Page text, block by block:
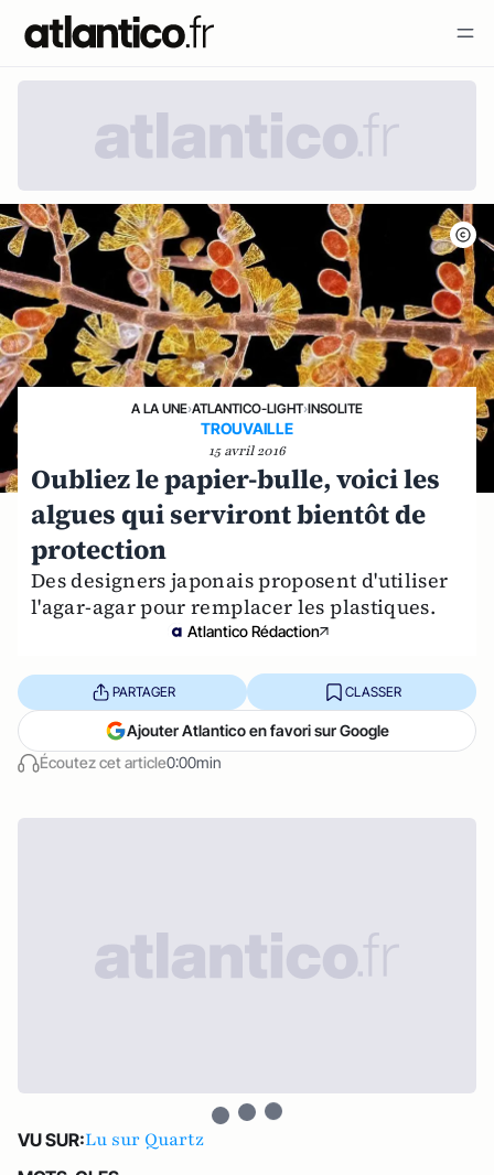
A LA UNE›ATLANTICO-LIGHT›INSOLITE
TROUVAILLE
15 avril 2016
Oubliez le papier-bulle, voici les
algues qui serviront bientôt de
protection
Des designers japonais proposent d'utiliser
l'agar-agar pour remplacer les plastiques.
Atlantico Rédaction
Écoutez cet article0:00min
PARTAGER CLASSER
Ajouter Atlantico en favori sur Google
VU SUR:Lu sur Quartz